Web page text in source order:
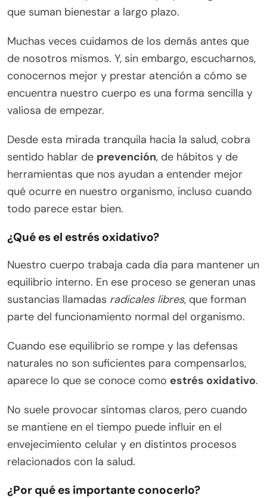
que suman bienestar a largo plazo.
Muchas veces cuidamos de los demás antes que
de nosotros mismos. Y, sin embargo, escucharnos,
conocernos mejor y prestar atención a cómo se
encuentra nuestro cuerpo es una forma sencilla y
valiosa de empezar.
Desde esta mirada tranquila hacia la salud, cobra
sentido hablar de prevención, de hábitos y de
herramientas que nos ayudan a entender mejor
qué ocurre en nuestro organismo, incluso cuando
todo parece estar bien.
¿Qué es el estrés oxidativo?
Nuestro cuerpo trabaja cada día para mantener un
equilibrio interno. En ese proceso se generan unas
sustancias llamadas radicales libres, que forman
parte del funcionamiento normal del organismo.
Cuando ese equilibrio se rompe y las defensas
naturales no son suficientes para compensarlos,
aparece lo que se conoce como estrés oxidativo.
No suele provocar síntomas claros, pero cuando
se mantiene en el tiempo puede influir en el
envejecimiento celular y en distintos procesos
relacionados con la salud.
¿Por qué es importante conocerlo?